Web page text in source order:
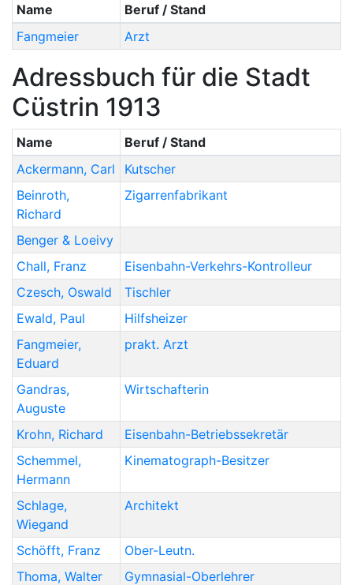
Name
Beruf / Stand
Fangmeier
Arzt
Adressbuch für die Stadt
Cüstrin 1913
Name
Beruf / Stand
Ackermann, Carl
Kutscher
Beinroth,
Richard
Zigarrenfabrikant
Benger & Loeivy
Chall, Franz
Eisenbahn-Verkehrs-Kontrolleur
Czesch, Oswald
Tischler
Ewald, Paul
Hilfsheizer
Fangmeier,
Eduard
prakt. Arzt
Gandras,
Auguste
Wirtschafterin
Krohn, Richard
Eisenbahn-Betriebssekretär
Schemmel,
Hermann
Kinematograph-Besitzer
Schlage,
Wiegand
Architekt
Schöfft, Franz
Ober-Leutn.
Thoma, Walter
Gymnasial-Oberlehrer